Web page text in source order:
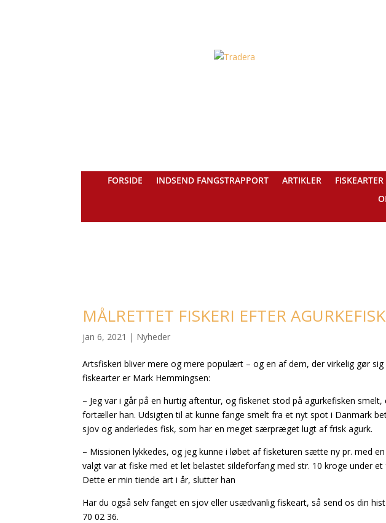
FORSIDE INDSEND FANGSTRAPPORT ARTIKLER FISKEARTER
MÅLRETTET FISKERI EFTER AGURKEFISK
jan 6, 2021 | Nyheder
Artsfiskeri bliver mere og mere populært – og en af dem, der virkelig gør
fiskearter er Mark Hemmingsen:
– Jeg var i går på en hurtig aftentur, og fiskeriet stod på agurkefisken
fortæller han. Udsigten til at kunne fange smelt fra et nyt spot i Danmark
sjov og anderledes fisk, som har en meget særpræget lugt af frisk agurk.
– Missionen lykkedes, og jeg kunne i løbet af fisketuren sætte ny pr. med
valgt var at fiske med et let belastet sildeforfang med str. 10 kroge under
Dette er min tiende art i år, slutter han
Har du også selv fanget en sjov eller usædvanlig fiskeart, så send os din
70 02 36.